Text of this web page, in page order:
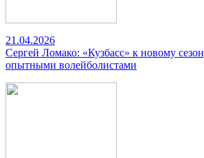
21.04.2026
Сергей Ломако: «Кузбасс» к новому
опытными волейболистами